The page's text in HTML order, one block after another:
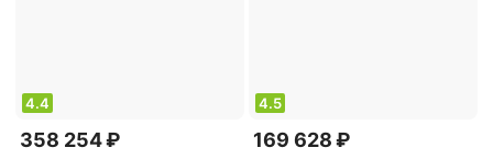
4.4
358 254 ₽
4.5
169 628 ₽